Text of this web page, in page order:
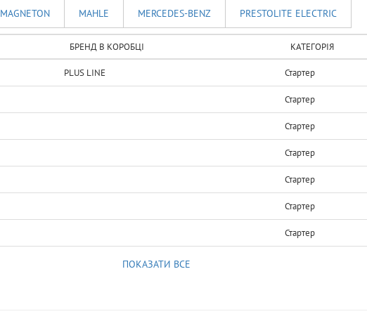
MAGNETON MAHLE MERCEDES-BENZ PRESTOLITE ELECTRIC
БРЕНД В КОРОБЦІ КАТЕГОРІЯ
PLUS LINE Стартер
Стартер
Стартер
Стартер
Стартер
Стартер
Стартер
ПОКАЗАТИ ВСЕ